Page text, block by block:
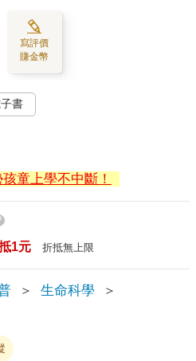
寫評價
賺金幣
書
童上學不中斷！
1元 折抵無上限
＞ 生命科學
＞